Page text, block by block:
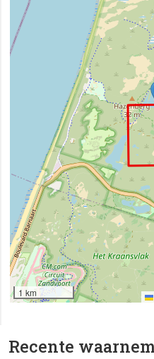
Recente
1 km